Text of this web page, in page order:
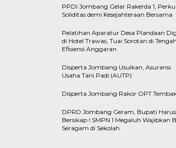
PPDI Jombang Gelar Rakerda 1,
Soliditas demi Kesejahteraan Bersama
Pelatihan Aparatur Desa Plandaan
di Hotel Trawas, Tuai Sorotan di Tengah
Efisiensi Anggaran
Disperta Jombang Usulkan, Asuransi
Usaha Tani Padi (AUTP)
Disperta Jombang Rakor OPT
DPRD Jombang Geram, Bupati Harus
Bersikap ! SMPN 1 Megaluh Wajibkan
Seragam di Sekolah